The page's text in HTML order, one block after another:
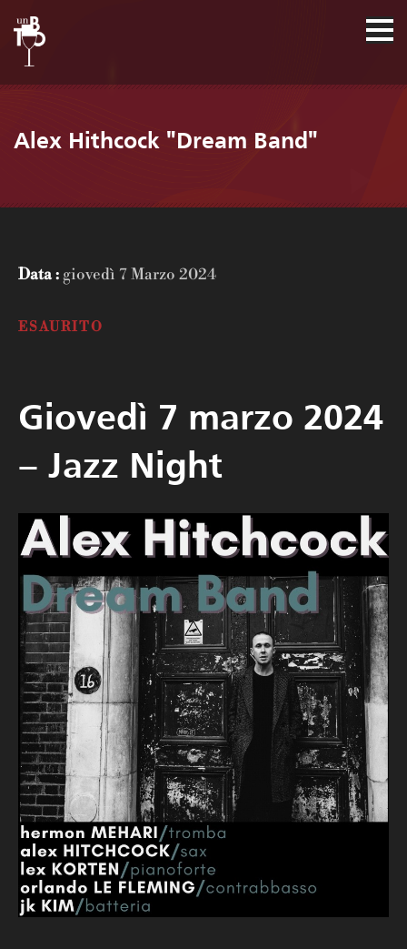
Alex Hithcock "Dream Band"
Data :giovedì 7 Marzo 2024
ESAURITO
Giovedì 7 marzo 2024
– Jazz Night